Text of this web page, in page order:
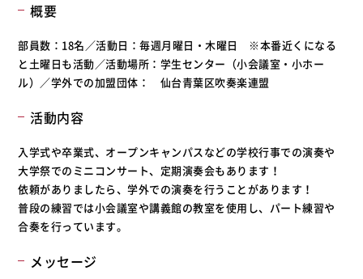
概要
部員数：18名／活動日：毎週月曜日・木曜日 ※本番近くになる
と土曜日も活動／活動場所：学生センター（小会議室・小ホー
ル）／学外での加盟団体： 仙台青葉区吹奏楽連盟
活動内容
入学式や卒業式、オープンキャンパスなどの学校行事での演奏や
大学祭でのミニコンサート、定期演奏会もあります！
依頼がありましたら、学外での演奏を行うことがあります！
普段の練習では小会議室や講義館の教室を使用し、パート練習や
合奏を行っています。
メッセージ